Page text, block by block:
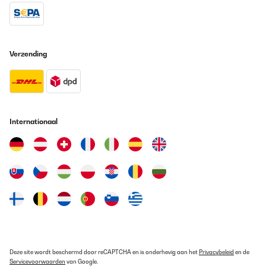
Vertaal
Ottima macchina per il ghiaccio. Affidabile nella produzione e
rapida all’avvio
Vertaal
GECONTROLEERDE BEOORDELING
Verzending
Internationaal
Deze site wordt beschermd door reCAPTCHA en is onderhevig aan het Privacybeleid en de
Servicevoorwaarden van Google.